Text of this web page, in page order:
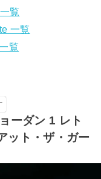
覧
一覧
覧
ーダン 1 レト
ット・ザ・ガー